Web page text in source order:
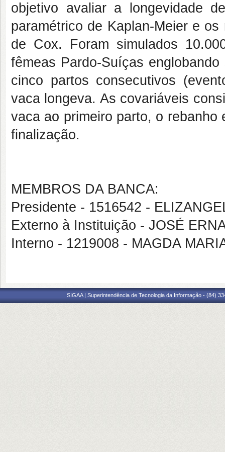
objetivo avaliar a longevidade
paramétrico de Kaplan-Meier e
de Cox. Foram simulados
fêmeas Pardo-Suíças
cinco partos consecutivos
vaca longeva. As covariáveis
vaca ao primeiro parto, o
finalização.
MEMBROS DA BANCA:
Presidente - 1516542 -
Externo à Instituição - JOSÉ
Interno - 1219008 - MAGDA
SIGAA | Superintendência de Tecnologia da Informação - (84)